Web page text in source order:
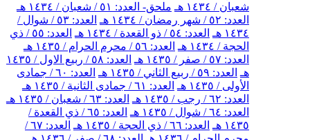
شعبان / ١٤٣٤ هـ
ملحق- العدد: ٥١ / شعبان / ١٤٣٤ هـ
العدد: ٥٢ / شهر رمضان / ١٤٣٤ هـ
العدد: ٥٣ / شوال /
١٤٣٤ هـ
العدد: ٥٤ / ذو القعدة / ١٤٣٤ هـ
العدد: ٥٥ / ذي
الحجة / ١٤٣٤ هـ
العدد: ٥٦ / محرم الحرام / ١٤٣٥ هـ
العدد: ٥٧ / صفر / ١٤٣٥ هـ
العدد: ٥٨ / ربيع الاول / ١٤٣٥
هـ العدد: ٥٩ / ربيع الثاني / ١٤٣٥ هـ
العدد: ٦٠ / جمادى
الأولى / ١٤٣٥ هـ
العدد: ٦١ / جمادى الثانية / ١٤٣٥ هـ
العدد: ٦٢ / رجب / ١٤٣٥ هـ
العدد: ٦٣ / شعبان / ١٤٣٥ هـ
العدد: ٦٤ / شوال / ١٤٣٥ هـ
العدد: ٦٥ / ذي القعدة /
١٤٣٥ هـ
العدد: ٦٦ / ذي الحجة / ١٤٣٥ هـ
العدد: ٦٧ /